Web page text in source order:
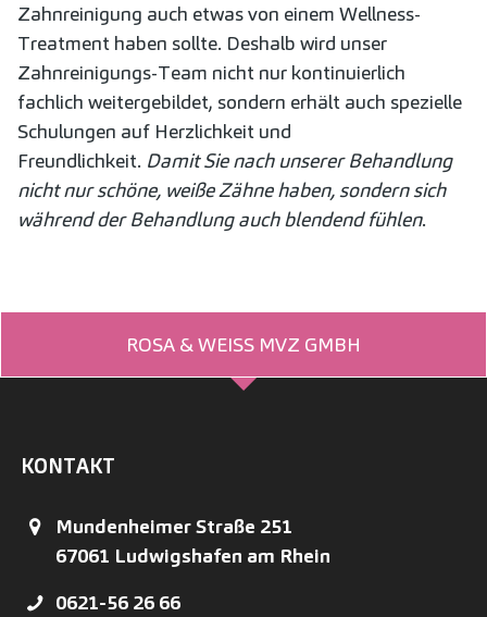
Zahnreinigung auch etwas von einem Wellness-
Treatment haben sollte. Deshalb wird unser
Zahnreinigungs-Team nicht nur kontinuierlich
fachlich weitergebildet, sondern erhält auch spezielle
Schulungen auf Herzlichkeit und
Freundlichkeit. Damit Sie nach unserer Behandlung
nicht nur schöne, weiße Zähne haben, sondern sich
während der Behandlung auch blendend fühlen.
ROSA & WEISS MVZ GMBH
KONTAKT
Mundenheimer Straße 251
67061 Ludwigshafen am Rhein
0621-56 26 66